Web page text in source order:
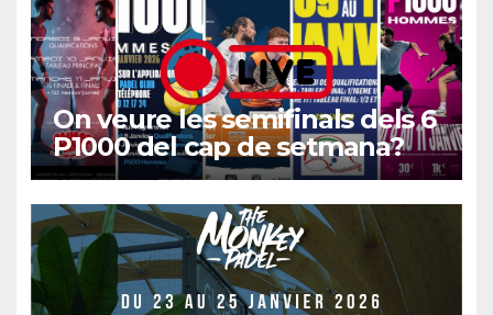
On veure les semifinals dels 6
P1000 del cap de setmana?